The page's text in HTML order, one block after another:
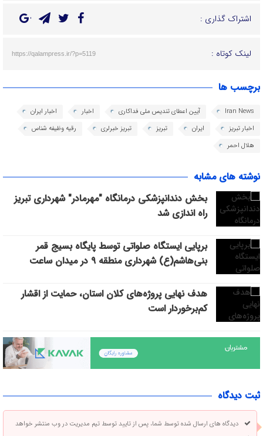
اشتراک گذاری :
لینک کوتاه : https://qalampress.ir/?p=5119
برچسب ها
Iran News آیین اعطای تندیس ملی فداکاری اخبار
اخبار ایران
اخبار تبریز
ایران تبریز تبریز خبرلری
رقیه وظیفه شناس
هلال احمر
نوشته های مشابه
بخش دندانپزشکی درمانگاه "مهرمادر" شهرداری تبریز
راه اندازی شد
برپایی ایستگاه صلواتی توسط پایگاه بسیج قمر
بنی‌هاشم(ع) شهرداری منطقه ۹ در میدان ساعت
هدف نهایی پروژه‌های کلان استان، حمایت از اقشار
کم‌برخوردار است
ثبت دیدگاه
دیدگاه های ارسال شده توسط شما، پس از تایید توسط تیم مدیریت در وب منتشر خواهد